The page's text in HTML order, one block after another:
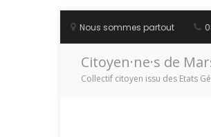
contenu
Nous sommes partout
Citoyen·ne·s de
Collectif citoyen issu des Etats